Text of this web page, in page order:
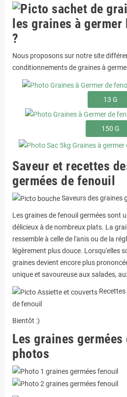
les graines à
?
Nous proposons sur notre site
conditionnements de graines à
13 G
150 G
Saveur et recettes
germées de fenouil
Saveurs des graines
Les graines de fenouil germées sont
délicieux à de nombreux plats. La
ressemble à celle de l'anis ou de la
légèrement plus douce. Lorsqu'elles
graines devient encore plus
unique et savoureuse aux salades,
de fenouil
Bientôt :)
Les graines
photos